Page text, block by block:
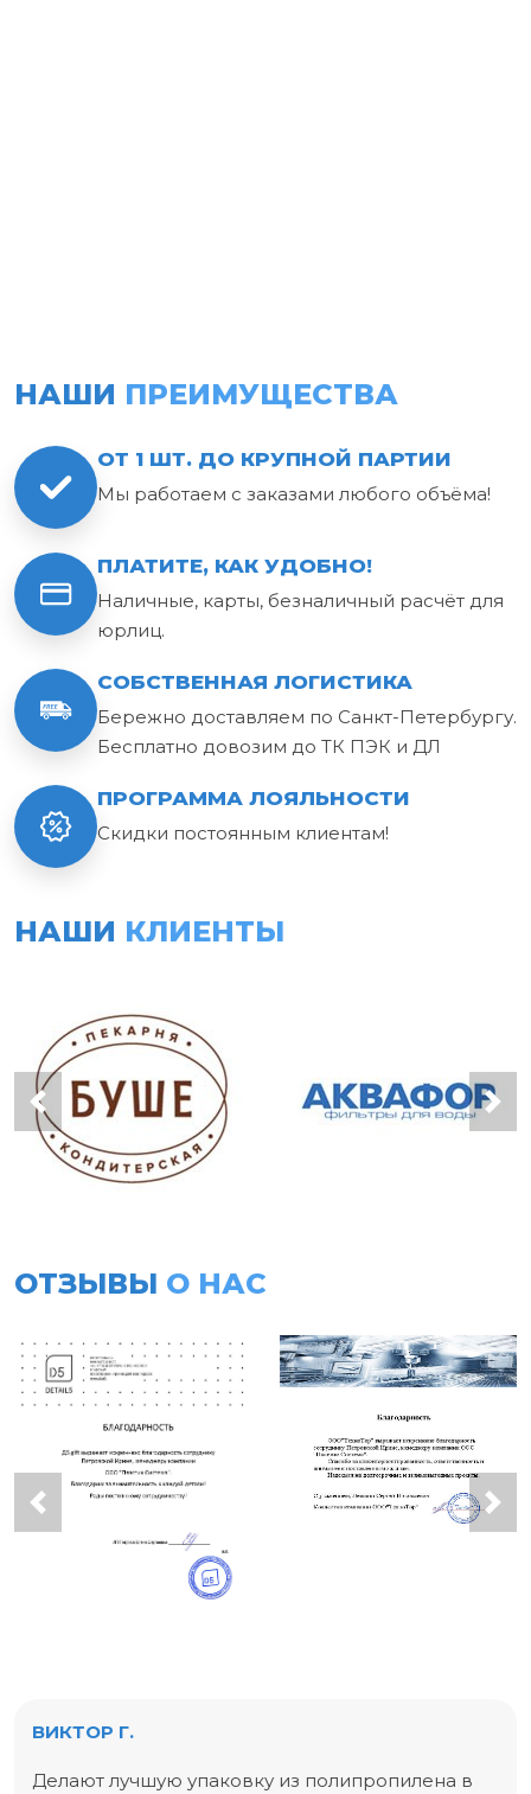
НАШИ ПРЕИМУЩЕСТВА
ОТ 1 ШТ. ДО КРУПНОЙ ПАРТИИ
Мы работаем с заказами любого объёма!
ПЛАТИТЕ, КАК УДОБНО!
Наличные, карты, безналичный расчёт для
юрлиц.
СОБСТВЕННАЯ ЛОГИСТИКА
Бережно доставляем по Санкт-Петербургу.
Бесплатно довозим до ТК ПЭК и ДЛ
ПРОГРАММА ЛОЯЛЬНОСТИ
Скидки постоянным клиентам!
НАШИ КЛИЕНТЫ
ОТЗЫВЫ О НАС
ВИКТОР Г.
Делают лучшую упаковку из полипропилена в